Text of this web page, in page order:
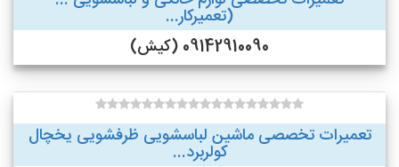
(تعمیرکار...
09142910090 (کیش)
تعمیرات تخصصی ماشین لباسشویی ظرفشویی یخچال
کولربرد...